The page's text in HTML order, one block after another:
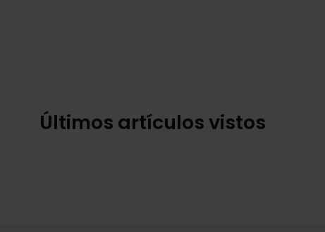
Últimos artículos vistos